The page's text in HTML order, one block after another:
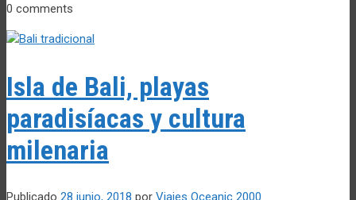
0 comments
Isla de Bali, playas
paradisíacas y cultura
milenaria
Publicado 28 junio, 2018 por Viajes Oceanic 2000